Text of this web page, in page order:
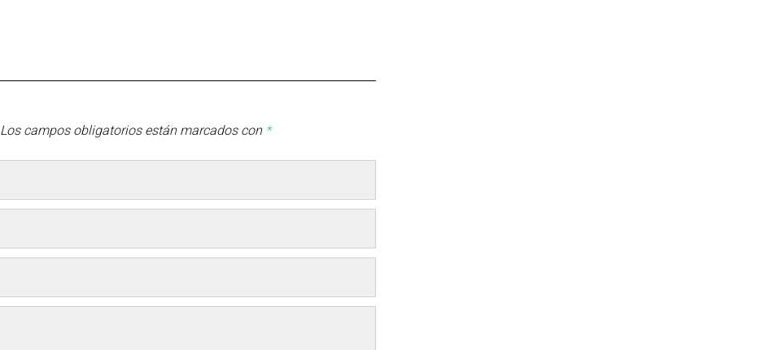
Los campos obligatorios están marcados con *